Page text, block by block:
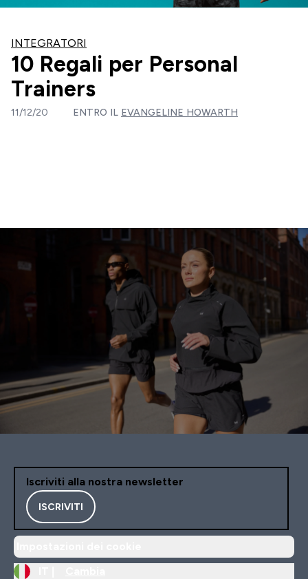
INTEGRATORI
10 Regali per Personal
Trainers
11/12/20 ENTRO IL EVANGELINE HOWARTH
Iscriviti alla nostra newsletter
ISCRIVITI